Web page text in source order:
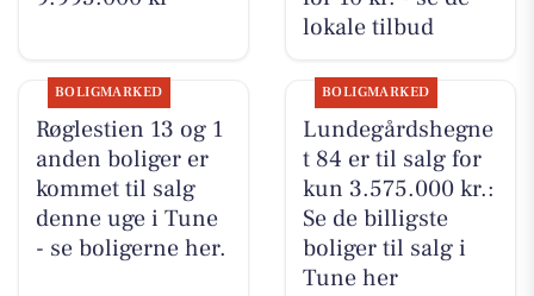
lokale tilbud
BOLIGMARKED
Røglestien 13 og 1
anden boliger er
kommet til salg
denne uge i Tune
- se boligerne her.
BOLIGMARKED
Lundegårdshegne
t 84 er til salg for
kun 3.575.000 kr.:
Se de billigste
boliger til salg i
Tune her